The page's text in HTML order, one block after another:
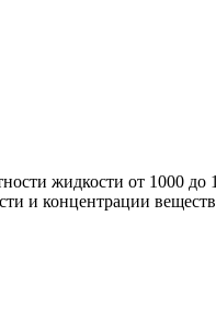
жидкости от 1000 до
и концентрации